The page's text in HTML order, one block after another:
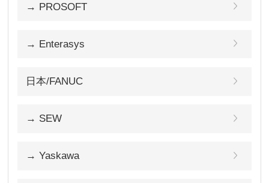
→ PROSOFT
→ Enterasys
日本/FANUC
→ SEW
→ Yaskawa